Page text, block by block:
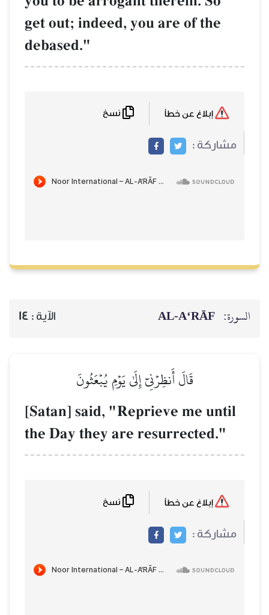
get out; indeed, you are of the
debased."
مشاركة :
السورة: AL‑A‘RĀF الآية : 14
قَالَ أَنظِرۡنِيٓ إِلَىٰ يَوۡمِ يُبۡعَثُونَ
[Satan] said, "Reprieve me until
the Day they are resurrected."
مشاركة :